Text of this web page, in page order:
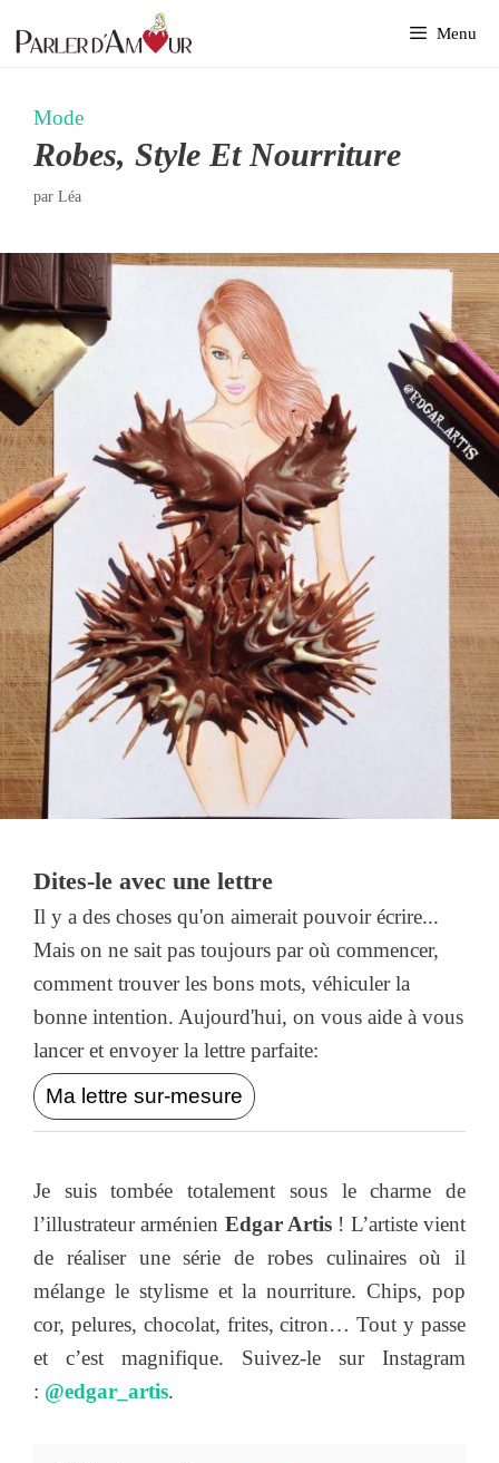
au
Menu
Mode
Robes, Style Et Nourriture
par Léa
Dites-le avec une lettre
Il y a des choses qu'on aimerait pouvoir écrire...
Mais on ne sait pas toujours par où commencer,
comment trouver les bons mots, véhiculer la
bonne intention. Aujourd'hui, on vous aide à vous
lancer et envoyer la lettre parfaite:
Ma lettre sur-mesure
Je suis tombée totalement sous le charme de
l’illustrateur arménien Edgar Artis ! L’artiste vient
de réaliser une série de robes culinaires où il
mélange le stylisme et la nourriture. Chips, pop
cor, pelures, chocolat, frites, citron… Tout y passe
et c’est magnifique. Suivez-le sur Instagram
: @edgar_artis.